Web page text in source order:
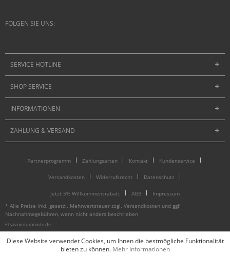
FOLGEN SIE UNS:
SERVICE HOTLINE
SHOP SERVICE
INFORMATIONEN
ZAHLUNG & VERSAND
Partnerprogramm Zahlungsarten Kontakt Kundenservice
Versandkosten Widerrufsrecht Datenschutz
Jetzt 5% Willkommensrabatt AGB
Impressum
* Alle Preise inkl. gesetzl. Mehrwertsteuer zzgl. Versandkosten und ggf.
Nachnahmegebühren, wenn nicht anders beschrieben
© savondumonde.de
Diese Website verwendet Cookies, um Ihnen die bestmögliche Funktionalität
bieten zu können. Mehr Informationen